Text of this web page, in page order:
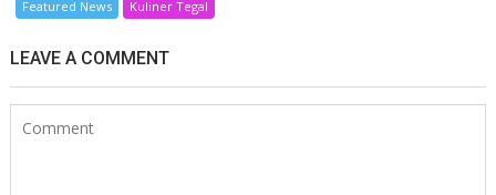
Featured News Kuliner Tegal
LEAVE A COMMENT